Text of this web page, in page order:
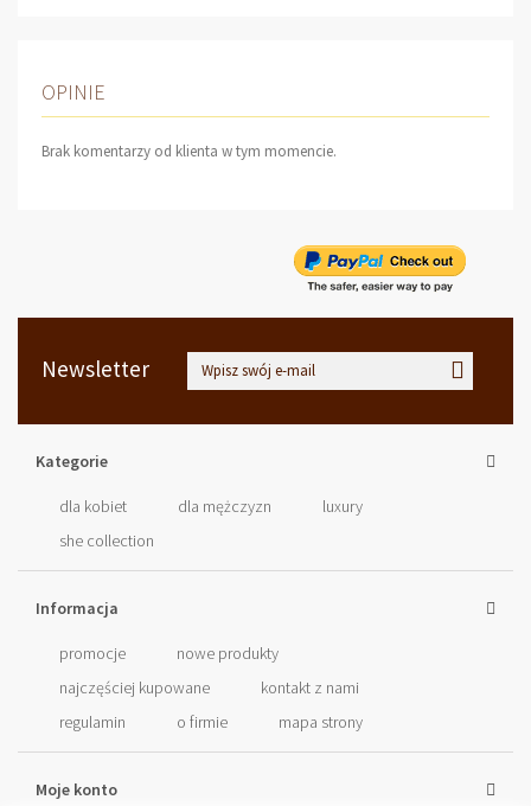
OPINIE
Brak komentarzy od klienta w tym momencie.
Newsletter
Kategorie
dla kobiet dla mężczyzn
luxury
she collection
Informacja
promocje
nowe produkty
najczęściej kupowane
kontakt z nami
regulamin
o firmie mapa strony
Moje konto